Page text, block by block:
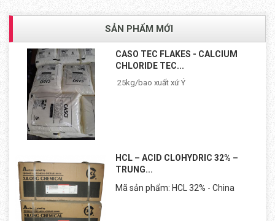
SẢN PHẨM MỚI
CASO TEC FLAKES - CALCIUM
CHLORIDE TEC...
25kg/bao xuất xứ Ý
HCL – ACID CLOHYDRIC 32% –
TRUNG...
Mã sản phẩm: HCL 32% - China